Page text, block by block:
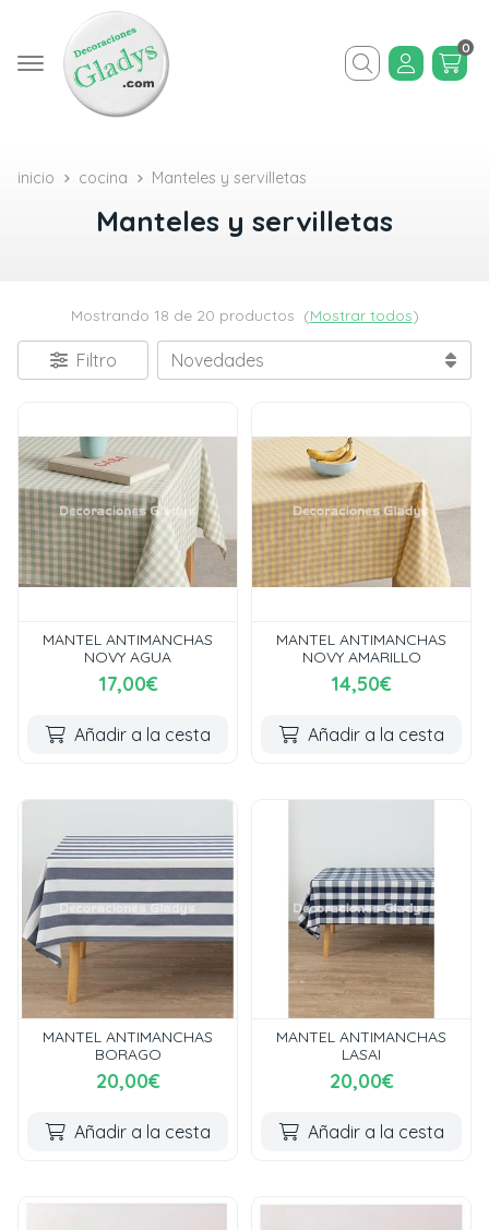
Buscar
0
inicio cocina Manteles y servilletas
Manteles y servilletas
Mostrando 18 de 20 productos (Mostrar todos)
Filtro
MANTEL ANTIMANCHAS
NOVY AGUA
17,00€
Añadir a la cesta
MANTEL ANTIMANCHAS
NOVY AMARILLO
14,50€
Añadir a la cesta
MANTEL ANTIMANCHAS
BORAGO
20,00€
Añadir a la cesta
MANTEL ANTIMANCHAS
LASAI
20,00€
Añadir a la cesta